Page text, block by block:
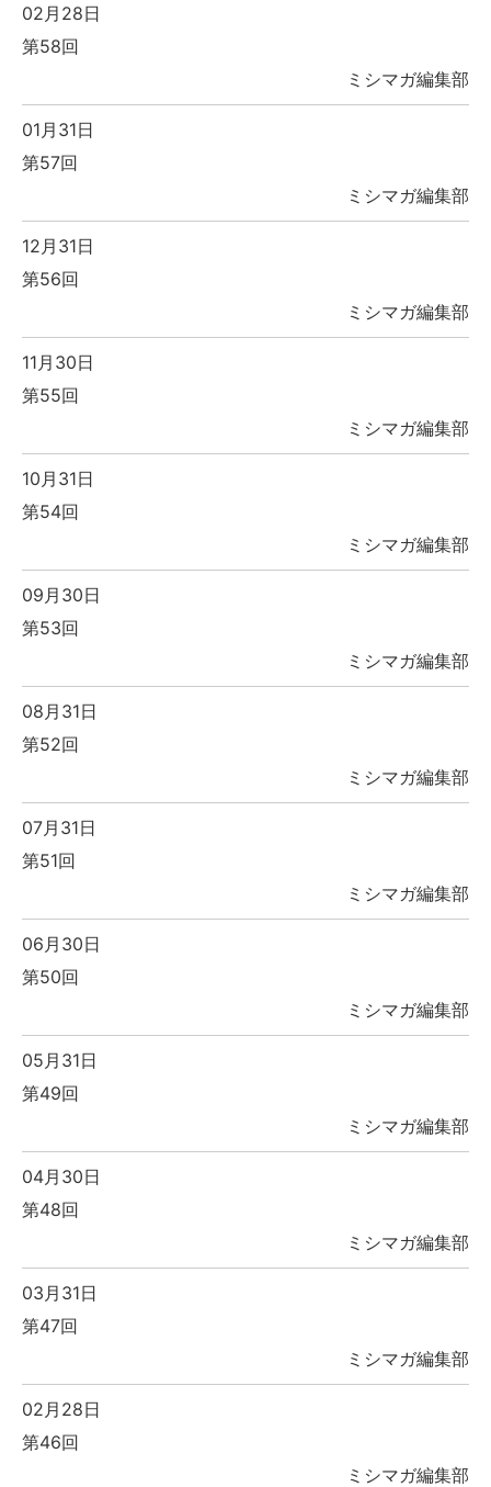
02月28日
第58回
ミシマガ編集部
01月31日
第57回
ミシマガ編集部
12月31日
第56回
ミシマガ編集部
11月30日
第55回
ミシマガ編集部
10月31日
第54回
ミシマガ編集部
09月30日
第53回
ミシマガ編集部
08月31日
第52回
ミシマガ編集部
07月31日
第51回
ミシマガ編集部
06月30日
第50回
ミシマガ編集部
05月31日
第49回
ミシマガ編集部
04月30日
第48回
ミシマガ編集部
03月31日
第47回
ミシマガ編集部
02月28日
第46回
ミシマガ編集部